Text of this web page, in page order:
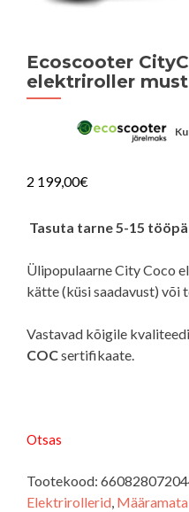
Ecoscooter
elektriroller
2 199,00€
Tasuta tarne 5-15
Ülipopulaarne City Coco
kätte (küsi saadavust) või
Vastavad kõigile
COCsertifikaate.
Otsas
Tootekood:
Elektrirollerid,